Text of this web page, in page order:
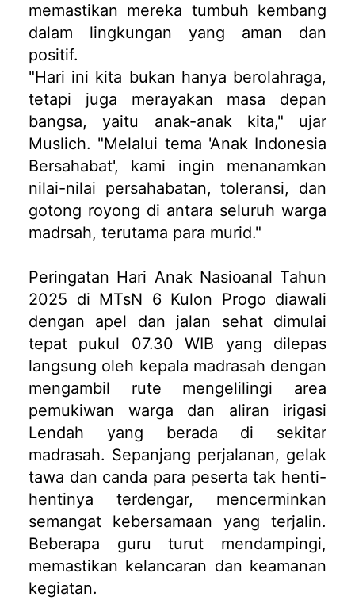
memastikan mereka tumbuh kembang
dalam lingkungan yang aman dan
positif.
"Hari ini kita bukan hanya berolahraga,
tetapi juga merayakan masa depan
bangsa, yaitu anak-anak kita," ujar
Muslich. "Melalui tema 'Anak Indonesia
Bersahabat', kami ingin menanamkan
nilai-nilai persahabatan, toleransi, dan
gotong royong di antara seluruh warga
madrsah, terutama para murid."
Peringatan Hari Anak Nasioanal Tahun
2025 di MTsN 6 Kulon Progo diawali
dengan apel dan jalan sehat dimulai
tepat pukul 07.30 WIB yang dilepas
langsung oleh kepala madrasah dengan
mengambil rute mengelilingi area
pemukiwan warga dan aliran irigasi
Lendah yang berada di sekitar
madrasah. Sepanjang perjalanan, gelak
tawa dan canda para peserta tak henti-
hentinya terdengar, mencerminkan
semangat kebersamaan yang terjalin.
Beberapa guru turut mendampingi,
memastikan kelancaran dan keamanan
kegiatan.